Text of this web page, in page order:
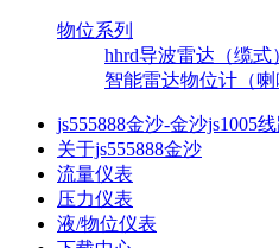
物位系列
hhrd导波雷达（缆式
智能雷达物位计（喇
js555888金沙-金沙js1005
关于js555888金沙
流量仪表
压力仪表
液/物位仪表